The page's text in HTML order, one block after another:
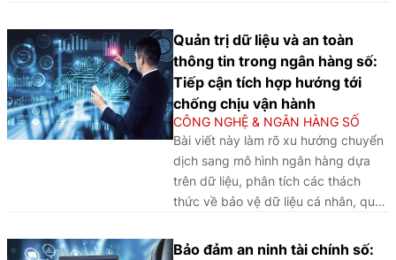
Kết quả cho thấy chuyển đổi
số có lợi suất biên giảm dần,
vai trò điều tiết quyết định
thuộc về khung pháp lý thông
minh tích tụ không gian địa lý
được tái định nghĩa theo mật
độ dữ liệu, nhân lực số và
năng lực xuất khẩu tiêu chuẩn
công nghệ. Từ phân tích kinh
viết đưa ra các bài học và
mới phương thức quản lý nhằm vừa
thúc đẩy đổi mới sáng tạo, vừa bảo
đảm an toàn hệ thống và ổn định tài
chính trong kỷ nguyên số.
Quản trị dữ liệu và an toàn
thông tin trong ngân hàng số:
Tiếp cận tích hợp hướng tới
chống chịu vận hành
CÔNG NGHỆ & NGÂN HÀNG SỐ
Bài viết này làm rõ xu hướng chuyển
dịch sang mô hình ngân hàng dựa
trên dữ liệu, phân tích các thách
thức về bảo vệ dữ liệu cá nhân, quản
tin, từ đó đề xuất khuôn khổ quản trị
Bảo đảm an ninh tài chính số: